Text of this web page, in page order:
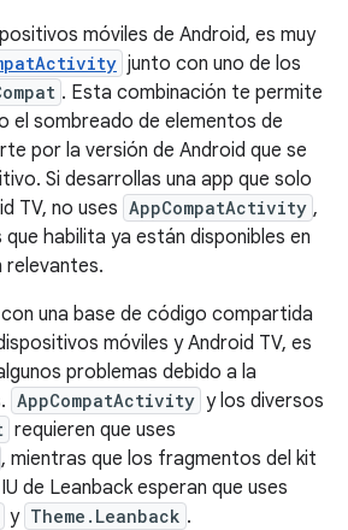
móviles de Android, es muy
junto con uno de los
. Esta combinación te permite
el sombreado de elementos de
por la versión de Android que se
Si desarrollas una app que solo
TV, no uses AppCompatActivity ,
habilita ya están disponibles en
relevantes.
una base de código compartida
móviles y Android TV, es
problemas debido a la
AppCompatActivity y los diversos
requieren que uses
, mientras que los fragmentos del kit
de Leanback esperan que uses
y Theme.Leanback .